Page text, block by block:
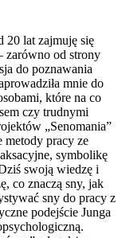
20 lat zajmuję się
zarówno od strony
do poznawania
mnie do
które na co
czy trudnymi
„Senomania”
metody pracy ze
symbolikę
swoją wiedzę i
co znaczą sny, jak
sny do pracy z
podejście Junga